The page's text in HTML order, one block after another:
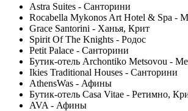
Astra Suites - Санторини
Rocabella Mykonos Art Hotel & Spa -
Grace Santorini - Ханья, Крит
Spirit Of The Knights - Родос
Petit Palace - Санторини
Бутик-отель Archontiko Metsovou -
Ikies Traditional Houses - Санторини
AthensWas - Афины
Бутик-отель Casa Vitae - Ретимно,
AVA - Афины